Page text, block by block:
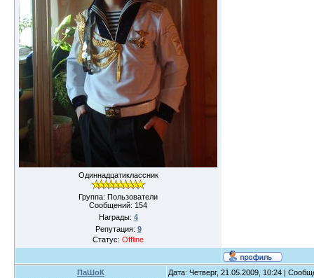
Одиннадцатиклассник
Группа: Пользователи
Сообщений: 154
Награды: 4
Репутация: 9
Статус: Offline
ПаШоК Дата: Четверг, 21.05.2009, 10:24 |